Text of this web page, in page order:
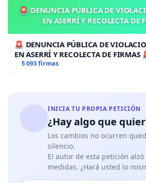
🚨 DENUNCIA PÚBLICA DE
EN ASERRÍ Y RECOLECTA DE
🚨 DENUNCIA PÚBLICA DE
EN ASERRÍ Y RECOLECTA DE FIRMAS
5 093 firmas
INICIA TU PROPIA PETICIÓN
¿Hay algo que
Los cambios no ocurren
silencio.
El autor de esta petición alzó
medidas. ¿Hará usted lo